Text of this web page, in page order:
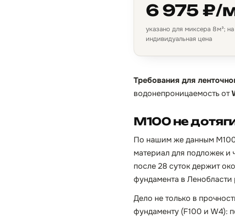
6 975 ₽/
указано для миксера 8 м³;
индивидуальная цена
Требования для
водонепроницаемость от
М100 не
По нашим же данным М100
материал для подложек и
после 28 суток держит
фундамента в
Дело не только в
фундаменту (F100 и W4):